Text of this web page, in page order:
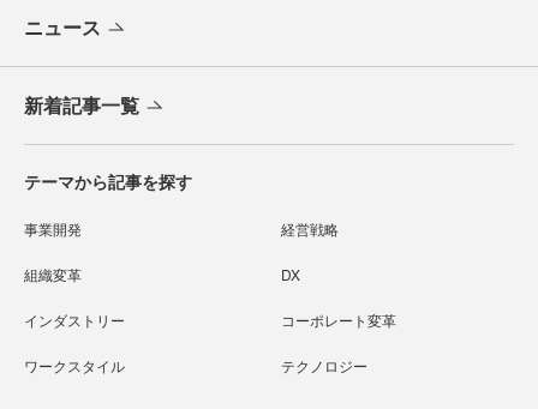
ニュース
新着記事一覧
テーマから記事を探す
事業開発 経営戦略
組織変革 DX
インダストリー コーポレート変革
ワークスタイル テクノロジー